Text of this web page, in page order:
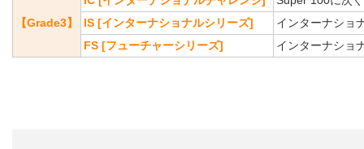
【Grade3】
IS [インターナショナルシリーズ]
インターナショ
FS [フューチャーシリーズ]
インターナショ